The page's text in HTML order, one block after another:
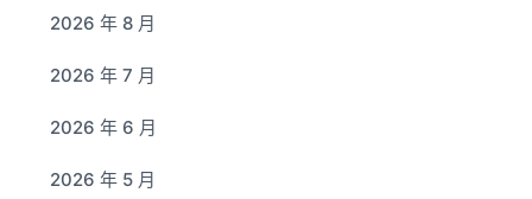
2026 年 8 月
2026 年 7 月
2026 年 6 月
2026 年 5 月